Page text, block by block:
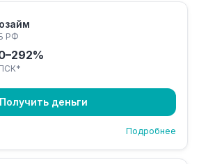
РФ
Получить деньги
Подробнее